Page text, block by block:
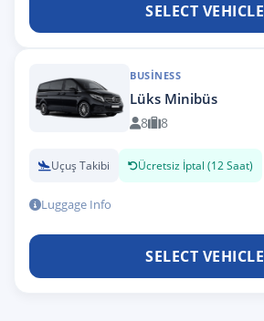
SELECT VEHICLE
BUSINESS
Lüks Minibüs
8 8
Uçuş Takibi Ücretsiz İptal (12 Saat)
Luggage Info
SELECT VEHICLE